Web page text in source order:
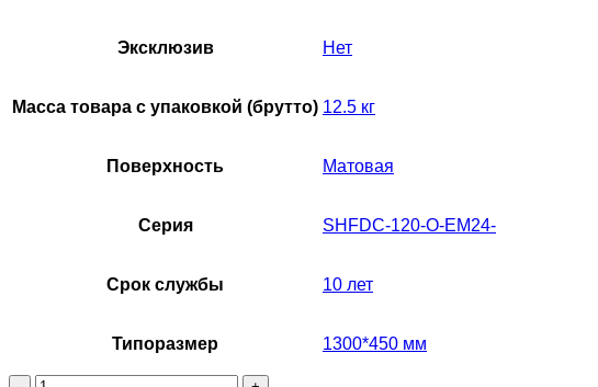
Эксклюзив Нет
Масса товара с упаковкой (брутто) 12.5 кг
Поверхность Матовая
Серия SHFDC-120-O-EM24-
Срок службы 10 лет
Типоразмер 1300*450 мм
Количество